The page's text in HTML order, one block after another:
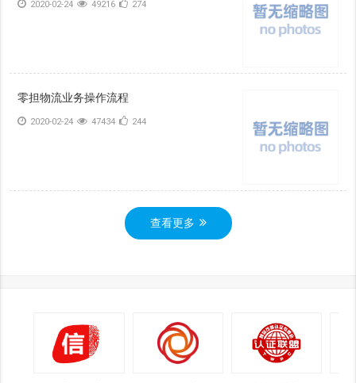
2020-02-24 49216 274
零担物流业务操作流程
2020-02-24 47434 244
查看更多